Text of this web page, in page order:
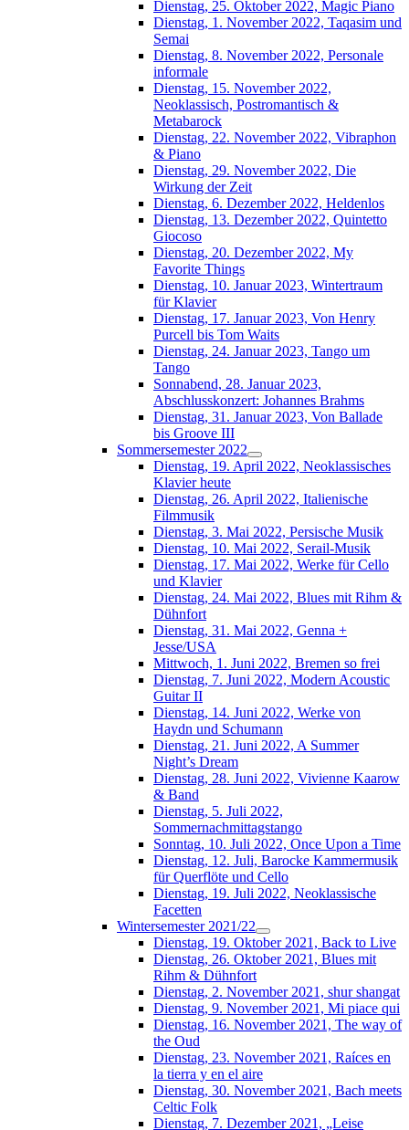
Dienstag, 25. Oktober 2022, Magic Piano
Dienstag, 1. November 2022, Taqasim und
Semai
Dienstag, 8. November 2022, Personale
informale
Dienstag, 15. November 2022,
Neoklassisch, Postromantisch &
Metabarock
Dienstag, 22. November 2022, Vibraphon
& Piano
Dienstag, 29. November 2022, Die
Wirkung der Zeit
Dienstag, 6. Dezember 2022, Heldenlos
Dienstag, 13. Dezember 2022, Quintetto
Giocoso
Dienstag, 20. Dezember 2022, My
Favorite Things
Dienstag, 10. Januar 2023, Wintertraum
für Klavier
Dienstag, 17. Januar 2023, Von Henry
Purcell bis Tom Waits
Dienstag, 24. Januar 2023, Tango um
Tango
Sonnabend, 28. Januar 2023,
Abschlusskonzert: Johannes Brahms
Dienstag, 31. Januar 2023, Von Ballade
bis Groove III
Sommersemester 2022
Dienstag, 19. April 2022, Neoklassisches
Klavier heute
Dienstag, 26. April 2022, Italienische
Filmmusik
Dienstag, 3. Mai 2022, Persische Musik
Dienstag, 10. Mai 2022, Serail-Musik
Dienstag, 17. Mai 2022, Werke für Cello
und Klavier
Dienstag, 24. Mai 2022, Blues mit Rihm &
Dühnfort
Dienstag, 31. Mai 2022, Genna +
Jesse/USA
Mittwoch, 1. Juni 2022, Bremen so frei
Dienstag, 7. Juni 2022, Modern Acoustic
Guitar II
Dienstag, 14. Juni 2022, Werke von
Haydn und Schumann
Dienstag, 21. Juni 2022, A Summer
Night’s Dream
Dienstag, 28. Juni 2022, Vivienne Kaarow
& Band
Dienstag, 5. Juli 2022,
Sommernachmittagstango
Sonntag, 10. Juli 2022, Once Upon a Time
Dienstag, 12. Juli, Barocke Kammermusik
für Querflöte und Cello
Dienstag, 19. Juli 2022, Neoklassische
Facetten
Wintersemester 2021/22
Dienstag, 19. Oktober 2021, Back to Live
Dienstag, 26. Oktober 2021, Blues mit
Rihm & Dühnfort
Dienstag, 2. November 2021, shur shangat
Dienstag, 9. November 2021, Mi piace qui
Dienstag, 16. November 2021, The way of
the Oud
Dienstag, 23. November 2021, Raíces en
la tierra y en el aire
Dienstag, 30. November 2021, Bach meets
Celtic Folk
Dienstag, 7. Dezember 2021, „Leise